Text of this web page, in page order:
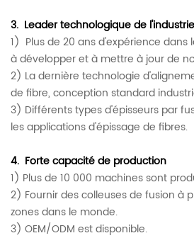
3. Leader technologique de l'industrie
1) Plus de 20 ans d'expérience
à développer et à mettre à jour de
2) La dernière technologie
de fibre, conception standard
3) Différents types d'épisseurs par
les applications d'épissage de fibres.
4. Forte capacité de production
1) Plus de 10 000 machines sont
2) Fournir des colleuses de fusion à
zones dans le monde.
3) OEM/ODM est disponible.